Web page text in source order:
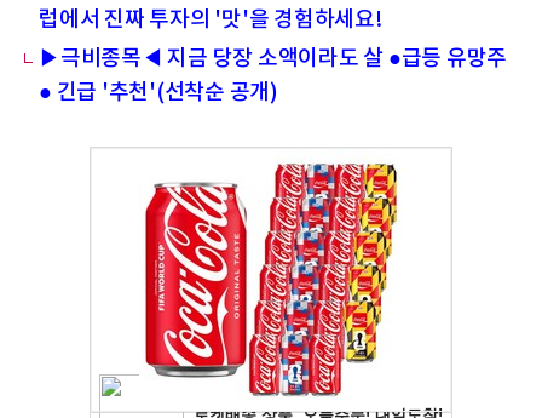
럽에서 진짜 투자의 '맛'을 경험하세요!
▶극비종목◀ 지금 당장 소액이라도 살 ●급등 유망주
● 긴급 '추천'(선착순 공개)